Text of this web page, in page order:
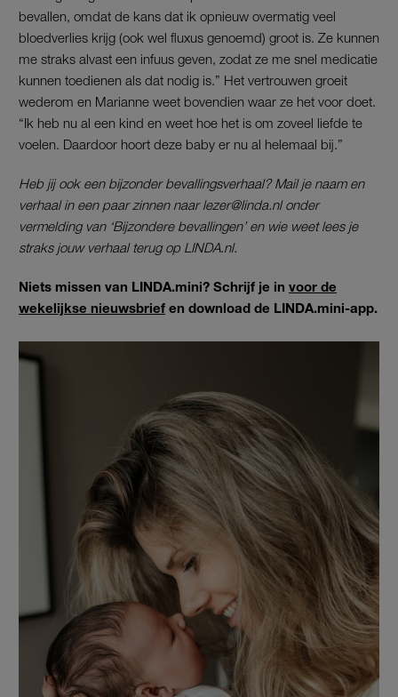
bevallen, omdat de kans dat ik opnieuw overmatig veel
bloedverlies krijg (ook wel fluxus genoemd) groot is. Ze kunnen
me straks alvast een infuus geven, zodat ze me snel medicatie
kunnen toedienen als dat nodig is.” Het vertrouwen groeit
wederom en Marianne weet bovendien waar ze het voor doet.
“Ik heb nu al een kind en weet hoe het is om zoveel liefde te
voelen. Daardoor hoort deze baby er nu al helemaal bij.”
Heb jij ook een bijzonder bevallingsverhaal? Mail je naam en
verhaal in een paar zinnen naar lezer@linda.nl onder
vermelding van ‘Bijzondere bevallingen’ en wie weet lees je
straks jouw verhaal terug op LINDA.nl.
Niets missen van LINDA.mini? Schrijf je in voor de
wekelijkse nieuwsbrief en download de LINDA.mini-app.